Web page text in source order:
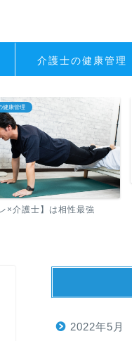
介護士の健康管理
健康管理
×介護士】は相性最強
2022年5月